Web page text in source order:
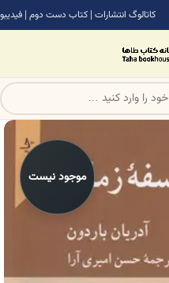
کاتالوگ انتشارات | کتاب دست دوم | فیدیبو
موجود نیست